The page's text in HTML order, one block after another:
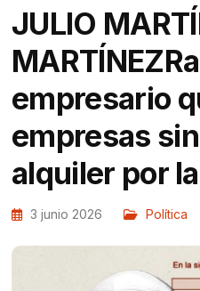
JULIO
empresario
empresas
alquiler por
3 junio 2026 Política